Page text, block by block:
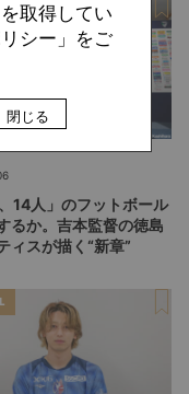
、14人」のフットボール
るか。吉本監督の徳島
ィスが描く“新章”
取得してい
シー」をご
閉じる